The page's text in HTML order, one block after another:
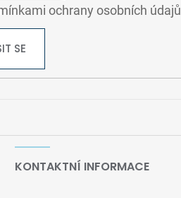
ochrany osobních údajů
SE
KONTAKTNÍ INFORMACE